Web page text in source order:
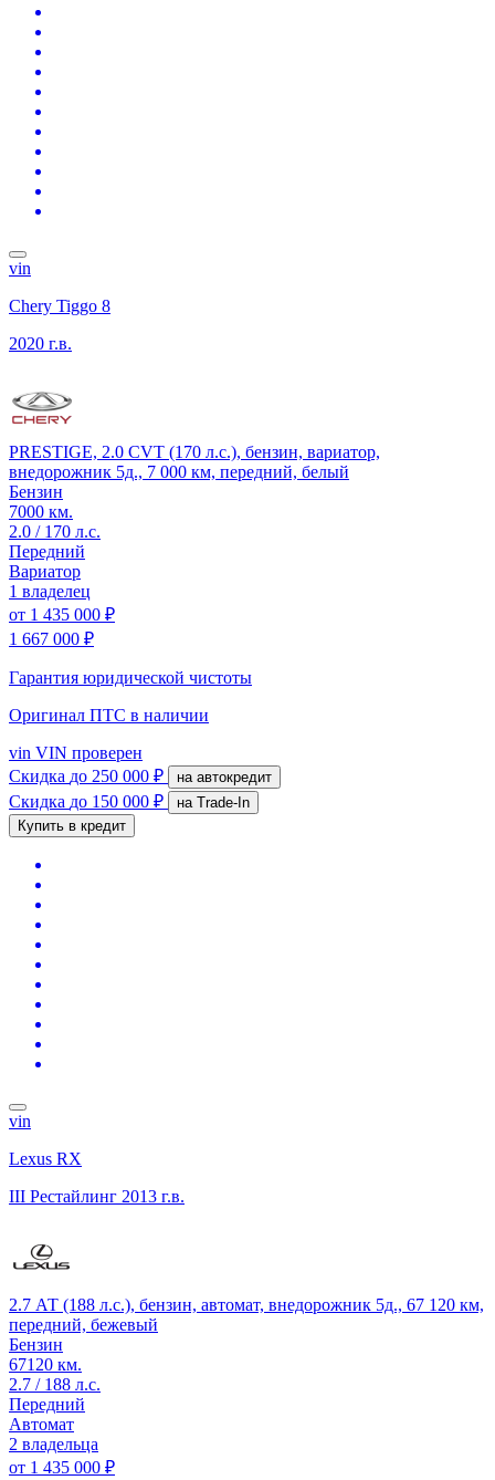
vin
Chery Tiggo 8
2020 г.в.
PRESTIGE, 2.0 CVT (170 л.с.), бензин, вариатор,
внедорожник 5д., 7 000 км, передний, белый
Бензин
7000 км.
2.0 / 170 л.с.
Передний
Вариатор
1 владелец
от 1 435 000 ₽
1 667 000 ₽
Гарантия юридической чистоты
Оригинал ПТС в наличии
vin VIN проверен
Скидка до 250 000 ₽ на автокредит
Скидка до 150 000 ₽
на Trade-In
Купить в кредит
vin
Lexus RX
III Рестайлинг 2013 г.в.
2.7 АТ (188 л.с.), бензин, автомат, внедорожник 5д., 67 120 км,
передний, бежевый
Бензин
67120 км.
2.7 / 188 л.с.
Передний
Автомат
2 владельца
от 1 435 000 ₽